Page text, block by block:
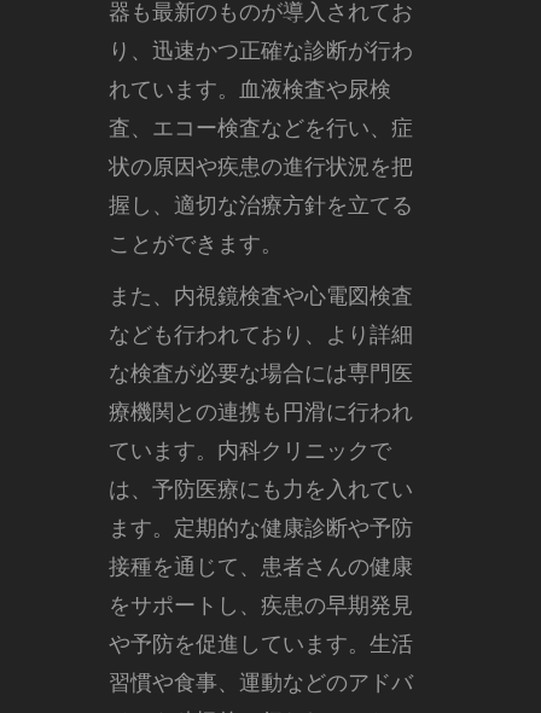
器も最新のものが導入されてお
り、迅速かつ正確な診断が行わ
れています。血液検査や尿検
査、エコー検査などを行い、症
状の原因や疾患の進行状況を把
握し、適切な治療方針を立てる
ことができます。
また、内視鏡検査や心電図検査
なども行われており、より詳細
な検査が必要な場合には専門医
療機関との連携も円滑に行われ
ています。内科クリニックで
は、予防医療にも力を入れてい
ます。定期的な健康診断や予防
接種を通じて、患者さんの健康
をサポートし、疾患の早期発見
や予防を促進しています。生活
習慣や食事、運動などのアドバ